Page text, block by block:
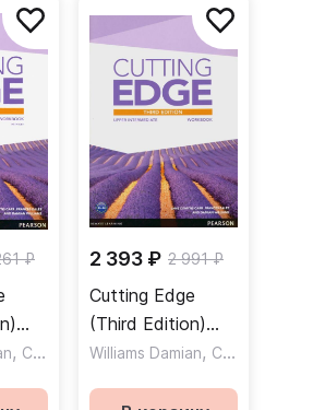
₽
, Carr Jane Comyns ,Eales Frances
2 393 ₽ 2 991 ₽
Cutting Edge
(Third Edition)
Upper-
Williams Damian, Carr Jane Comyns